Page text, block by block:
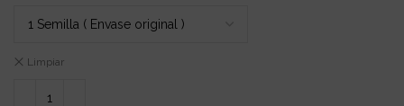
Limpiar